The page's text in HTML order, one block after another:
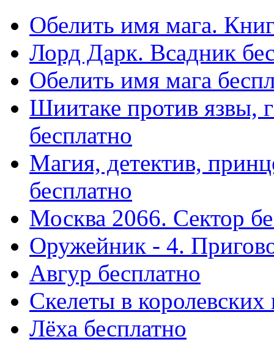
Обелить имя мага.
Лорд Дарк. Всадник
Обелить имя мага
Шиитаке против язвы,
бесплатно
Магия, детектив,
бесплатно
Москва 2066. Сектор
Оружейник - 4.
Авгур бесплатно
Скелеты в
Лёха бесплатно